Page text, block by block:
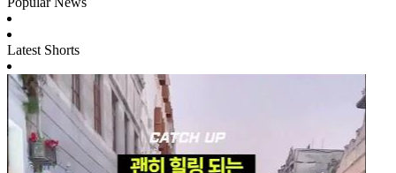
Latest Shorts